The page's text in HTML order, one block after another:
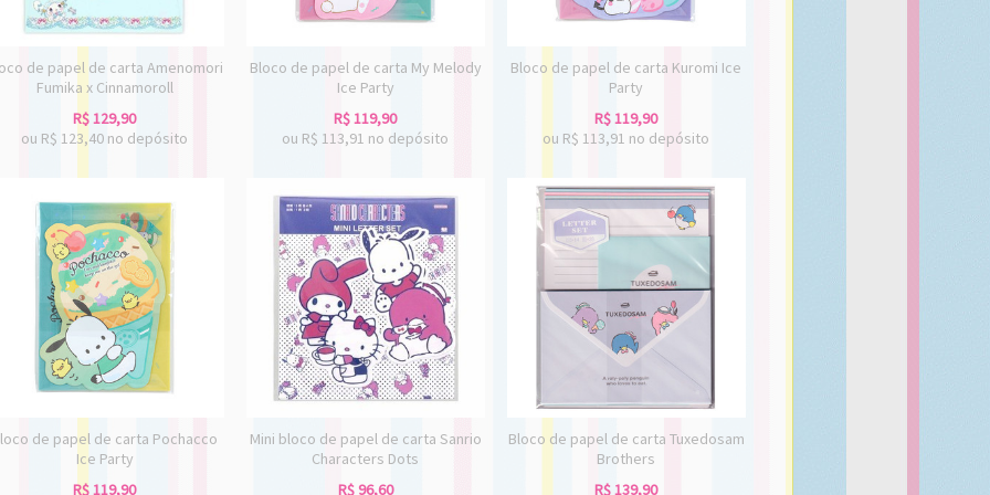
de papel de carta Amenomori
Fumika x Cinnamoroll
R$129,90
ou R$ 123,40 no depósito
Bloco de papel de carta My Melody
Ice Party
R$119,90
ou R$ 113,91 no depósito
Bloco de papel de carta Kuromi Ice
Party
R$119,90
ou R$ 113,91 no depósito
de papel de carta Pochacco
Ice Party
R$119,90
Mini bloco de papel de carta Sanrio
Characters Dots
R$ 96,60
Bloco de papel de carta Tuxedosam
Brothers
R$139,90